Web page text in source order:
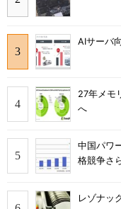
AIサーバ
27年メモ
へ
中国パワ
格競争さ
レゾナッ